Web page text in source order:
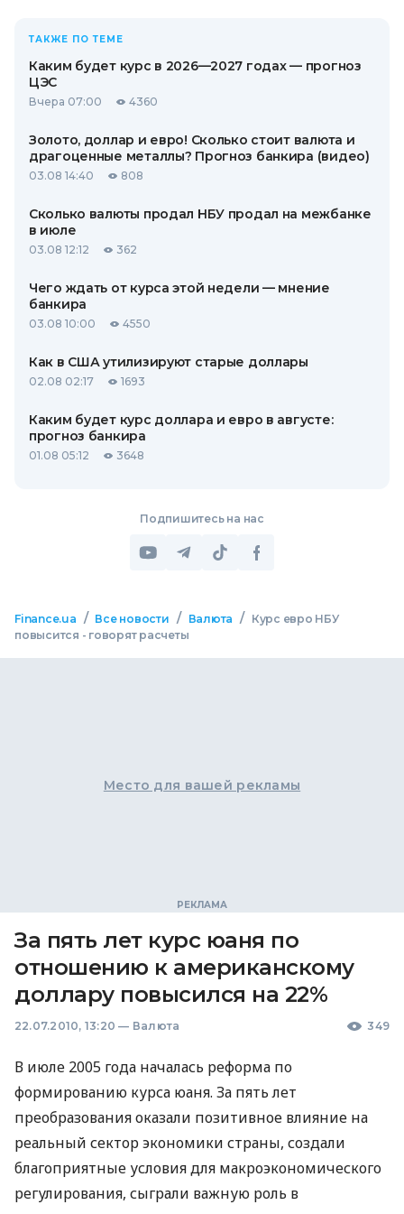
ТАКЖЕ ПО ТЕМЕ
Каким будет курс в 2026—2027 годах — прогноз
ЦЭС
Вчера 07:00 4360
Золото, доллар и евро! Сколько стоит валюта и
драгоценные металлы? Прогноз банкира (видео)
03.08 14:40 808
Сколько валюты продал НБУ продал на межбанке
в июле
03.08 12:12 362
Чего ждать от курса этой недели — мнение
банкира
03.08 10:00 4550
Как в США утилизируют старые доллары
02.08 02:17 1693
Каким будет курс доллара и евро в августе:
прогноз банкира
01.08 05:12 3648
Подпишитесь на нас
Finance.ua / Все новости / Валюта /
Курс евро НБУ
повысится - говорят расчеты
Место для вашей рекламы
За пять лет курс юаня по
отношению к американскому
доллару повысился на 22%
22.07.2010, 13:20 — Валюта 349
В июле 2005 года началась реформа по
формированию курса юаня. За пять лет
преобразования оказали позитивное влияние на
реальный сектор экономики страны, создали
благоприятные условия для макроэкономического
регулирования, сыграли важную роль в